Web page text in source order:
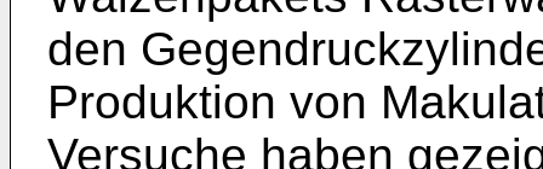
den
Produktion von
Versuche haben